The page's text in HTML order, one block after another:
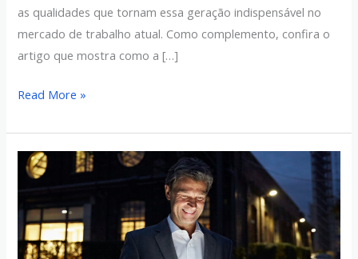
as qualidades que tornam essa geração indispensável no
mercado de trabalho atual. Como complemento, confira o
artigo que mostra como a […]
Read More »
que
com